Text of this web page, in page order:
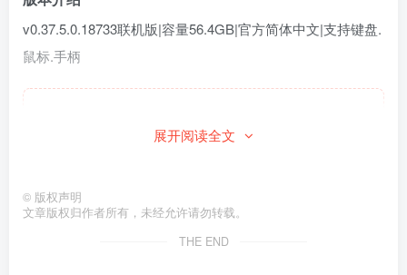
v0.37.5.0.18733联机版|容量56.4GB|官方简体中文|支持键盘.
鼠标.手柄
展开阅读全文
© 版权声明
文章版权归作者所有，未经允许请勿转载。
THE END